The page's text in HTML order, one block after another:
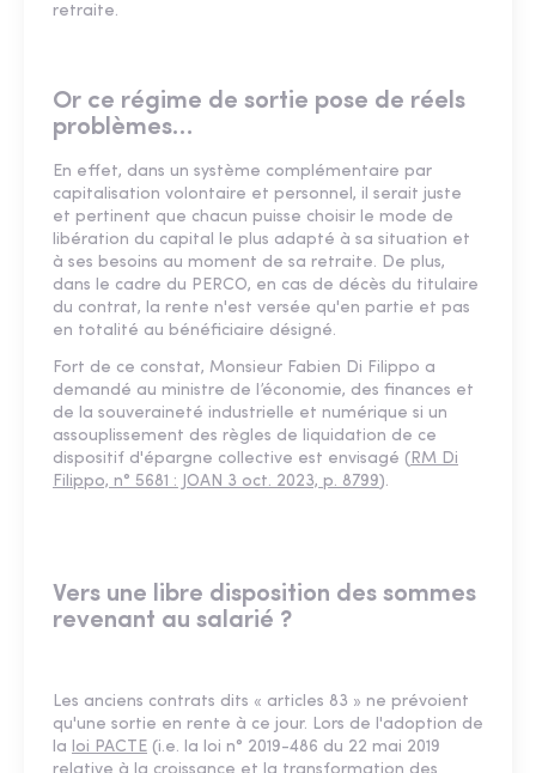
retraite.
Or ce régime de sortie pose de réels
problèmes…
En effet, dans un système complémentaire par
capitalisation volontaire et personnel, il serait juste
et pertinent que chacun puisse choisir le mode de
libération du capital le plus adapté à sa situation et
à ses besoins au moment de sa retraite. De plus,
dans le cadre du PERCO, en cas de décès du titulaire
du contrat, la rente n'est versée qu'en partie et pas
en totalité au bénéficiaire désigné.
Fort de ce constat, Monsieur Fabien Di Filippo a
demandé au ministre de l’économie, des finances et
de la souveraineté industrielle et numérique si un
assouplissement des règles de liquidation de ce
dispositif d'épargne collective est envisagé (RM Di
Filippo, n° 5681 : JOAN 3 oct. 2023, p. 8799).
Vers une libre disposition des sommes
revenant au salarié ?
Les anciens contrats dits « articles 83 » ne prévoient
qu'une sortie en rente à ce jour. Lors de l'adoption de
la loi PACTE (i.e. la loi n° 2019-486 du 22 mai 2019